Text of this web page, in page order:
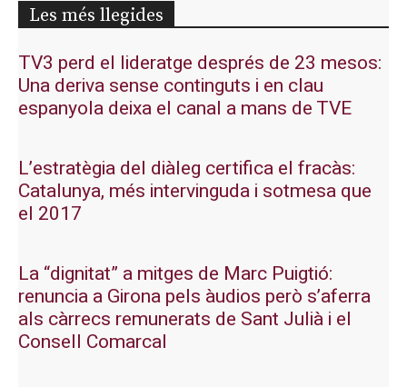
Les més llegides
TV3 perd el lideratge després de 23 mesos:
Una deriva sense continguts i en clau
espanyola deixa el canal a mans de TVE
L’estratègia del diàleg certifica el fracàs:
Catalunya, més intervinguda i sotmesa que
el 2017
La “dignitat” a mitges de Marc Puigtió:
renuncia a Girona pels àudios però s’aferra
als càrrecs remunerats de Sant Julià i el
Consell Comarcal